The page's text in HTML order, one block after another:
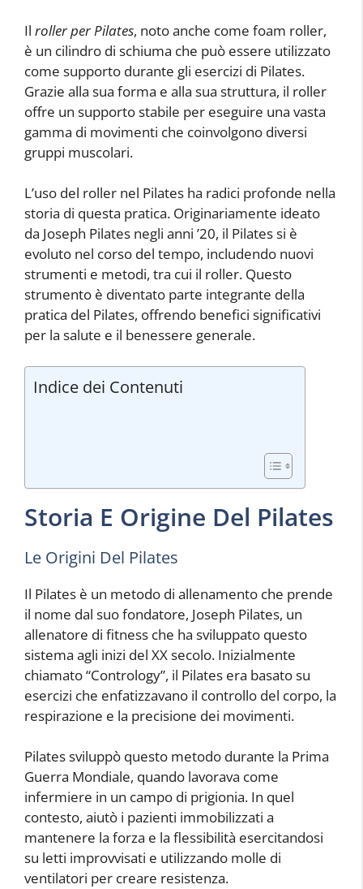
Il roller per Pilates, noto anche come foam roller,
è un cilindro di schiuma che può essere utilizzato
come supporto durante gli esercizi di Pilates.
Grazie alla sua forma e alla sua struttura, il roller
offre un supporto stabile per eseguire una vasta
gamma di movimenti che coinvolgono diversi
gruppi muscolari.
L’uso del roller nel Pilates ha radici profonde nella
storia di questa pratica. Originariamente ideato
da Joseph Pilates negli anni ’20, il Pilates si è
evoluto nel corso del tempo, includendo nuovi
strumenti e metodi, tra cui il roller. Questo
strumento è diventato parte integrante della
pratica del Pilates, offrendo benefici significativi
per la salute e il benessere generale.
Indice dei Contenuti
Storia E Origine Del Pilates
Le Origini Del Pilates
Il Pilates è un metodo di allenamento che prende
il nome dal suo fondatore, Joseph Pilates, un
allenatore di fitness che ha sviluppato questo
sistema agli inizi del XX secolo. Inizialmente
chiamato “Contrology”, il Pilates era basato su
esercizi che enfatizzavano il controllo del corpo, la
respirazione e la precisione dei movimenti.
Pilates sviluppò questo metodo durante la Prima
Guerra Mondiale, quando lavorava come
infermiere in un campo di prigionia. In quel
contesto, aiutò i pazienti immobilizzati a
mantenere la forza e la flessibilità esercitandosi
su letti improvvisati e utilizzando molle di
ventilatori per creare resistenza.